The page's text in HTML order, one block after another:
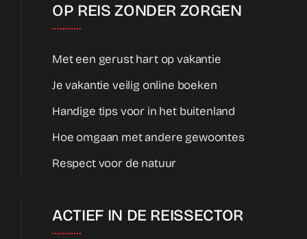
OP REIS ZONDER ZORGEN
Met een gerust hart op vakantie
Je vakantie veilig online boeken
Handige tips voor in het buitenland
Hoe omgaan met andere gewoontes
Respect voor de natuur
ACTIEF IN DE REISSECTOR